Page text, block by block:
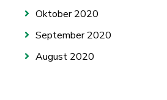
Oktober 2020
September 2020
August 2020